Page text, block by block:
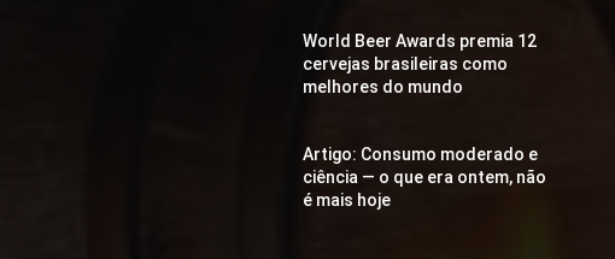
World Beer Awards premia 12
cervejas brasileiras como
melhores do mundo
Artigo: Consumo moderado e
ciência — o que era ontem, não
é mais hoje